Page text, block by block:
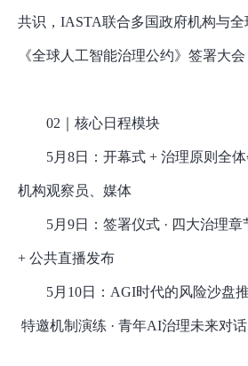
共识，IASTA联合多国政府机构与
《全球人工智能治理公约》签署大会
02｜核心日程模块
5月8日 ： 开幕式 + 治理原则全
机构观察员、媒体
5月9日 ： 签署仪式 · 四大治理
+ 公共直播发布
5月10日 ： AGI时代的风险沙盘
特邀机制演练 · 青年AI治理未来对话